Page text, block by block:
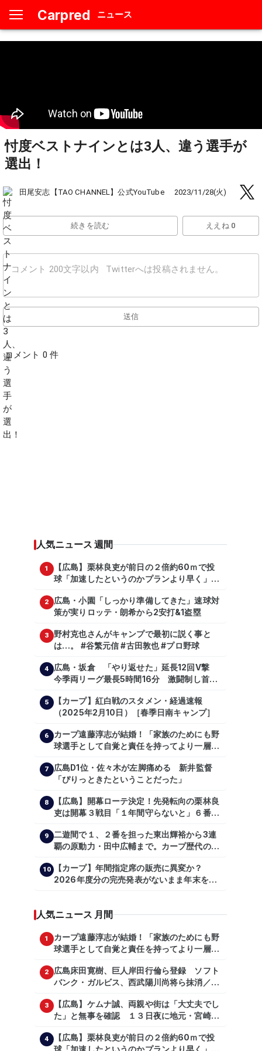
Carpred ニュース
忖度ベストナインとは3人、違う選手が
選出！
田尾安志【TAO CHANNEL】公式YouTube 2023/11/28(火)
続きを読む ええね 0
送信
コメント 0 件
人気ニュース 週間
1
【広島】栗林良吏が前日の２倍約60ｍで投
球「加速したというのかプランより早く」自
2
広島・小園「しっかり準備してきた」速球対
策が実りロッテ・朗希から2安打&1盗塁
3
野村克也さんがキャンプで最初に説く事と
は…。 #谷繁元信 #古田敦也 #プロ野球
4
広島・坂倉 「やり返せた」延長12回V撃
今季両リーグ最長5時間16分 激闘制し首位
5
【カープ】紅白戦のスタメン・経過速報
（2025年2月10日）［春季日南キャンプ］
6
カープ遠藤淳志が結婚！「家族のためにも野
球選手として自覚と責任を持ってより一層頑
7
広島D1位・佐々木が左脚痛める 新井監督
「ぴりっときたということだった」
8
【広島】開幕ローテ決定！先発転向の栗林良
吏は開幕３戦目「１年間守らないと」６番手
9
二遊間で１、２番を担った東出輝裕から3連
覇の原動力・田中広輔まで。カープ歴代のシ
10
【カープ】年間指定席の販売に異変か？
2026年度分の完売発表がないまま年末を迎
人気ニュース 月間
1
カープ遠藤淳志が結婚！「家族のためにも野
球選手として自覚と責任を持ってより一層頑
2
広島床田寛樹、巨人岸田行倫ら登録 ソフト
バンク・ガルビス、西武陽川尚将ら抹消／２
3
【広島】ケムナ誠、両親や街は「大丈夫でし
た」と無事を確認 １３日夜に地元・宮崎県
4
【広島】栗林良吏が前日の２倍約60ｍで投